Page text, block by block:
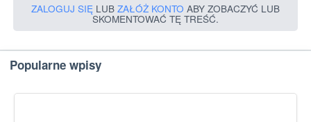
ZALOGUJ SIĘ LUB ZAŁÓŻ KONTO ABY ZOBACZYĆ LUB
SKOMENTOWAĆ TĘ TREŚĆ.
Popularne wpisy